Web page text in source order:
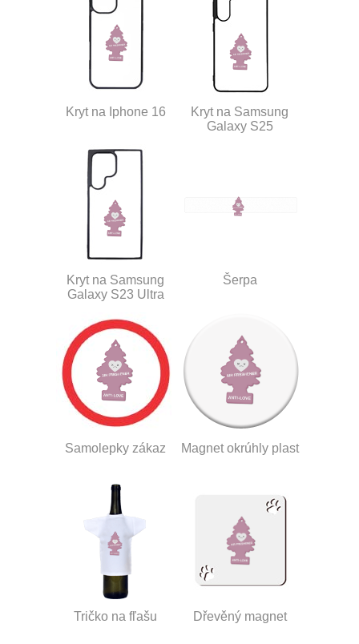
Kryt na Iphone 16
Kryt na Samsung
Galaxy S25
Kryt na Samsung
Galaxy S23 Ultra
Šerpa
Samolepky zákaz Magnet okrúhly plast
Tričko na fľašu Dřevěný magnet